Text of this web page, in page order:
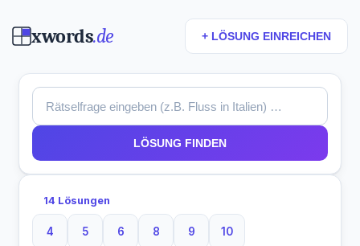
xwords.de + LÖSUNG EINREICHEN
LÖSUNG FINDEN
14 Lösungen
4
4 Buchstaben
5
5 Buchstaben
6
6 Buchstaben
8
8 Buchstaben
9
9 Buchstaben
10
10 Buchstaben